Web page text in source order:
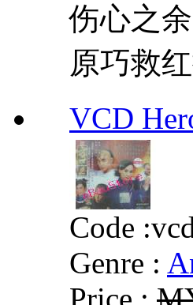
伤心之
原巧救
VCD
Code :
Genre :
Price :